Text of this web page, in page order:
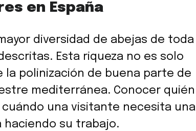
en España
diversidad de abejas de toda
Esta riqueza no es solo
la polinización de buena parte de
mediterránea. Conocer quién
una visitante necesita una
haciendo su trabajo.